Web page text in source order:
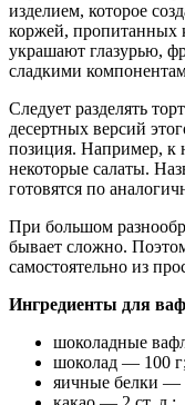
изделием, которое
коржей, пропитанных
украшают глазурью,
сладкими
Следует разделять
десертных версий
позиция. Например, к
некоторые салаты.
готовятся по
При большом
бывает сложно.
самостоятельно из
Ингредиенты для
шоколадные
шоколад — 100 г;
яичные белки —